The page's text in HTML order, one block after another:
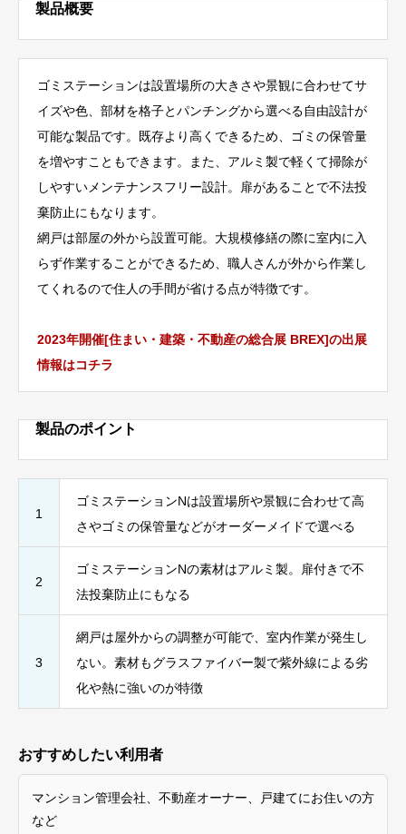
製品概要
ゴミステーションは設置場所の大きさや景観に合わせてサ
イズや色、部材を格子とパンチングから選べる自由設計が
可能な製品です。既存より高くできるため、ゴミの保管量
を増やすこともできます。また、アルミ製で軽くて掃除が
しやすいメンテナンスフリー設計。扉があることで不法投
棄防止にもなります。
網戸は部屋の外から設置可能。大規模修繕の際に室内に入
らず作業することができるため、職人さんが外から作業し
てくれるので住人の手間が省ける点が特徴です。
2023年開催[住まい・建築・不動産の総合展 BREX]の出展
情報はコチラ
製品のポイント
1
ゴミステーションNは設置場所や景観に合わせて高
さやゴミの保管量などがオーダーメイドで選べる
2
ゴミステーションNの素材はアルミ製。扉付きで不
法投棄防止にもなる
3
網戸は屋外からの調整が可能で、室内作業が発生し
ない。素材もグラスファイバー製で紫外線による劣
化や熱に強いのが特徴
おすすめしたい利用者
マンション管理会社、不動産オーナー、戸建てにお住いの方
など